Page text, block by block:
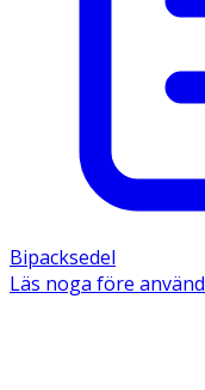
Bipacksedel
Läs noga före